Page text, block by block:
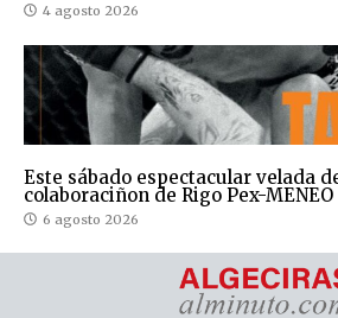
4 agosto 2026
Este sábado espectacular velada
colaboraciñon de Rigo Pex-MENEO
6 agosto 2026